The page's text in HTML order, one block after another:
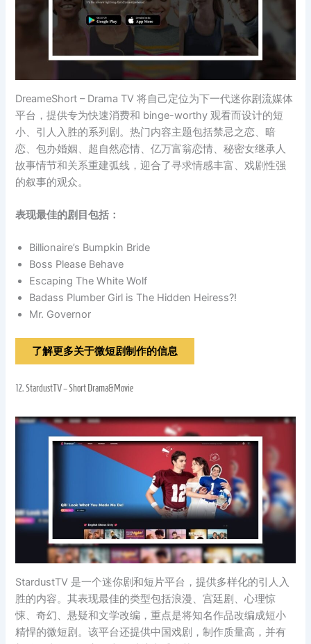
DreameShort – Drama TV 将自己定位为下一代迷你剧流媒体
平台，提供专为快速消费和 binge-worthy 观看而设计的短
小、引人入胜的系列剧。热门内容主题包括禁忌之恋、暗
恋、包办婚姻、超自然恋情、亿万富翁恋情、秘密女继承人
故事情节和关系重建弧线，迎合了寻求情感丰富、戏剧性强
的叙事的观众。
表现最佳的剧目包括：
Billionaire’s Bumpkin Bride
Boss Please Behave
Escaping The White Wolf
Badass Plumber Girl is The Hidden Heiress?!
Mr. Governor
了解更多关于微短剧制作的信息
12. StardustTV – Short Drama&Movie
StardustTV 是一个迷你剧和短片平台，提供多样化的引人入
胜的内容。其表现最佳的类型包括浪漫、宫廷剧、心理惊
悚、奇幻、悬疑和文学改编，重点是将知名作品改编成短小
精悍的微短剧。该平台还提供中国戏剧，制作质量高，并有